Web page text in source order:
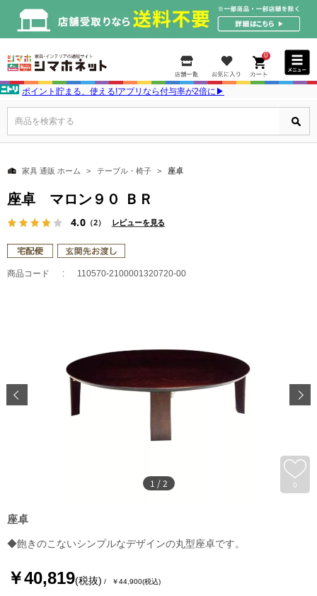
0
ポイント貯まる、使える!アプリなら付与率が2倍に▶
商品を検索する
家具 通販 ホーム テーブル・椅子 座卓
座卓 マロン９０ ＢＲ
4.0（2） レビューを見る
商品コード 110570-2100001320720-00
0
1 /2
座卓
◆飽きのこないシンプルなデザインの丸型座卓です。
￥40,819(税抜) ￥44,900(税込)